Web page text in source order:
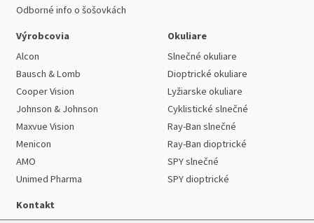
Odborné info o šošovkách
Výrobcovia
Alcon
Bausch & Lomb
Cooper Vision
Johnson & Johnson
Maxvue Vision
Menicon
AMO
Unimed Pharma
Okuliare
Slnečné okuliare
Dioptrické okuliare
Lyžiarske okuliare
Cyklistické slnečné
Ray-Ban slnečné
Ray-Ban dioptrické
SPY slnečné
SPY dioptrické
Kontakt